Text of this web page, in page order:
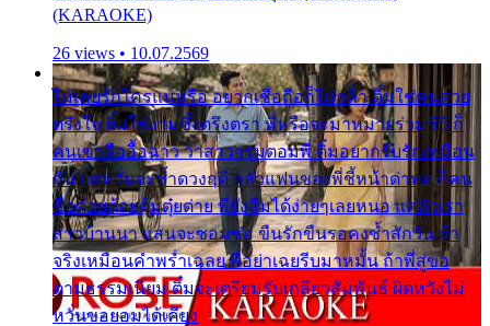
(KARAOKE)
26 views • 10.07.2569
ไม่เคยรักใครแน่หรือ อยากเชื่อถือก็ไม่กล้า ติ๋มใช่คนสวย
ตรึงใจ ติ๋มใช่งามซึ้งตรึงตรา พี่หรือจะมาหมายร่วมชีวี ก็
คนเขาลืออื้อฉาว ว่าสาวๆรุมตอมพี่ ติ๋มอยากรับรักเหมือน
กัน แต่หวั่นจะช้ำดวงฤดี กลัวแฟนของพี่ชี้หน้าด่าทอ ก็คน
ชื่อต๋อยต้อยตุ้มตุ๋ยต่าย พี่ยังลืมได้ง่ายๆเลยหนอ แค่ตัวเรา
สาวบ้านนา แสนจะซอมซ่อ ขืนรักขืนรอคงช้ำสักวัน ถ้า
จริงเหมือนคำพร่ำเฉลย พี่อย่าเฉยรีบมาหมั้น ถ้าพี่สู่ขอ
ตามธรรมเนียม ติ๋มจะเตรียมรับเกลียวสัมพันธ์ ผิดหวังไม่
หวั่นขอยอมได้เคียง